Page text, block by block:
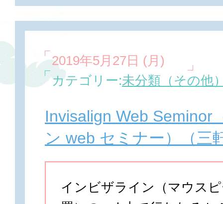
2019年5月27日 (月)
カテゴリー:未分類（その他
Invisalign Web Seminor
ン web セミナー）（三
インビザライン（マウス